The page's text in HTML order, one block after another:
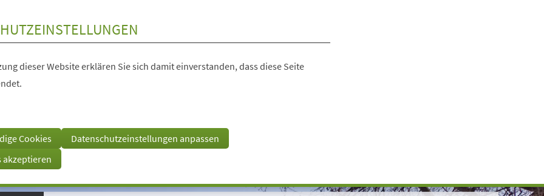
dieser Website erklären Sie sich damit einverstanden, dass diese Seite
Cookies
Datenschutzeinstellungen anpassen
akzeptieren